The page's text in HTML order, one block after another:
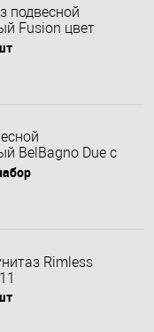
подвесной
Fusion цвет
BelBagno Due с
Rimless